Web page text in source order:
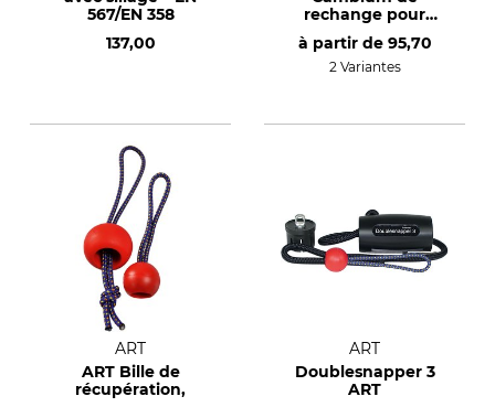
567/EN 358
137,00
rechange pour
RopeGuide 2010
à partir de 95,70
2 Variantes
ART
ART Bille de
récupération,
ART
Doublesnapper 3
ART